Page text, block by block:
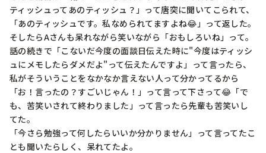
ティッシュってあのティッシュ？」って唐突に聞いてこられて、
「あのティッシュです。私なめられてますよね😂」って返した。
そしたらAさんも呆れながら笑いながら「おもしろいね」って。
話の続きで「こないだ今度の面談日伝えた時に"今度はティッシ
ュにメモしたらダメだよ"って伝えたんですよ」って言ったら、
私がそういうことをなかなか言えない人って分かってるから
「お！言ったの？すごいじゃん！」って言って下さって😂「で
も、苦笑いされて終わりました」って言ったら先輩も苦笑いし
てた。
「今さら勉強って何したらいいか分かりません」って言ってたこ
とも聞いたらしく、呆れてたよ。